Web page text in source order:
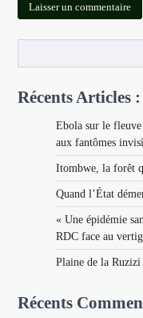
Récents Articles :
Ebola sur le
aux fantômes
Itombwe, la forêt
Quand l’État
« Une épidémie
RDC face au
Plaine de la
Récents